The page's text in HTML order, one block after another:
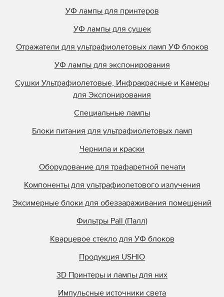
УФ лампы для принтеров
УФ лампы для сушек
Отражатели для ультрафиолетовых ламп УФ блоков
УФ лампы для экспонирования
Сушки Ультрафиолетовые, Инфракрасные и Камеры
для Экспонирования
Специальные лампы
Блоки питания для ультрафиолетовых ламп
Чернила и краски
Оборудование для трафаретной печати
Компоненты для ультрафиолетового излучения
Эксимерные блоки для обеззараживания помещений
Фильтры Pall (Палл)
Кварцевое стекло для УФ блоков
Продукция USHIO
3D Принтеры и лампы для них
Импульсные источники света